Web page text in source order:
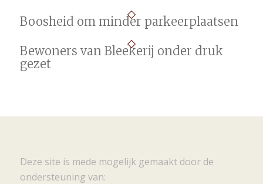
Boosheid om minder parkeerplaatsen
Bewoners van Bleekerij onder druk
gezet
Deze site is mede mogelijk gemaakt door de
ondersteuning van: